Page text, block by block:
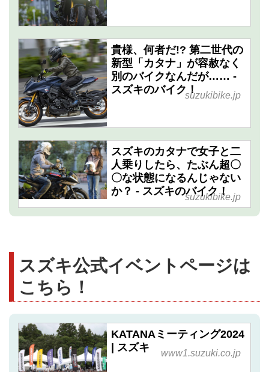
貴様、何者だ!? 第二世代の
新型「カタナ」が容赦なく
別のバイクなんだが…… -
スズキのバイク！suzukibike.jp
スズキのカタナで女子と二
人乗りしたら、たぶん超〇
〇な状態になるんじゃない
か？ - スズキのバイク！
suzukibike.jp
スズキ公式イベントページは
こちら！
KATANAミーティング2024
| スズキ
www1.suzuki.co.jp